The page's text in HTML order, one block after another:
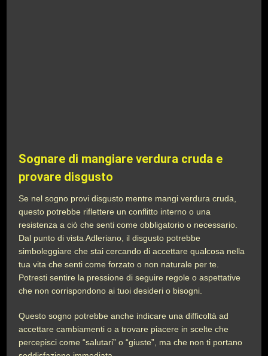
Sognare di mangiare verdura cruda e
provare disgusto
Se nel sogno provi disgusto mentre mangi verdura cruda,
questo potrebbe riflettere un conflitto interno o una
resistenza a ciò che senti come obbligatorio o necessario.
Dal punto di vista Adleriano, il disgusto potrebbe
simboleggiare che stai cercando di accettare qualcosa nella
tua vita che senti come forzato o non naturale per te.
Potresti sentire la pressione di seguire regole o aspettative
che non corrispondono ai tuoi desideri o bisogni.
Questo sogno potrebbe anche indicare una difficoltà ad
accettare cambiamenti o a trovare piacere in scelte che
percepisci come “salutari” o “giuste”, ma che non ti portano